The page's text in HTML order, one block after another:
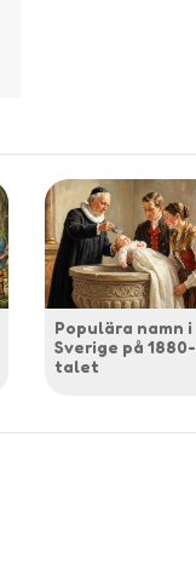
Populära namn i
Sverige på 1880-
talet